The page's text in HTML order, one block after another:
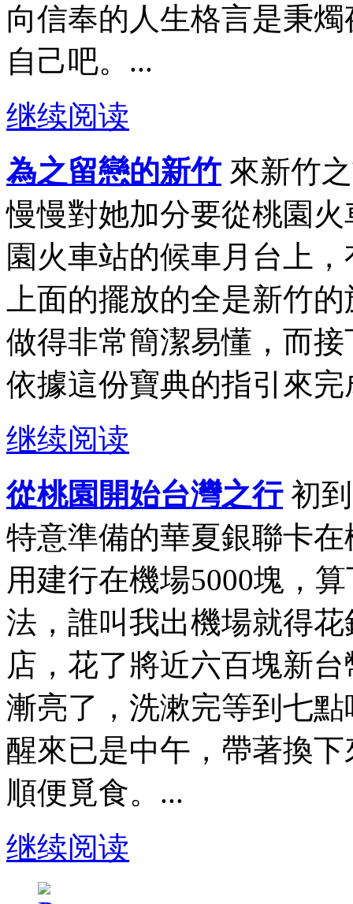
向信奉的人生格言是秉
自己吧。...
继续阅读
為之留戀的新竹 來新竹
慢慢對她加分要從桃園
園火車站的候車月台上
上面的擺放的全是新竹
做得非常簡潔易懂，而
依據這份寶典的指引來完
继续阅读
從桃園開始台灣之行初到
特意準備的華夏銀聯卡
用建行在機場5000塊，
法，誰叫我出機場就得
店，花了將近六百塊新
漸亮了，洗漱完等到七
醒來已是中午，帶著換
順便覓食。...
继续阅读